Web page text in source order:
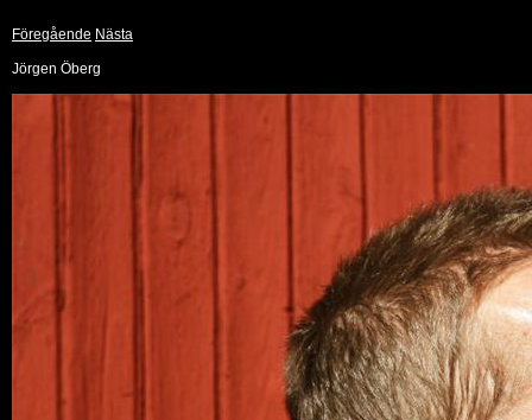
Föregående Nästa
Jörgen Öberg